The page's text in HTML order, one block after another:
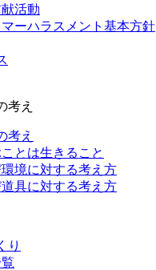
献活動
マーハラスメント基本方針
考え
考え
ことは生きること
環境に対する考え方
道具に対する考え方
り